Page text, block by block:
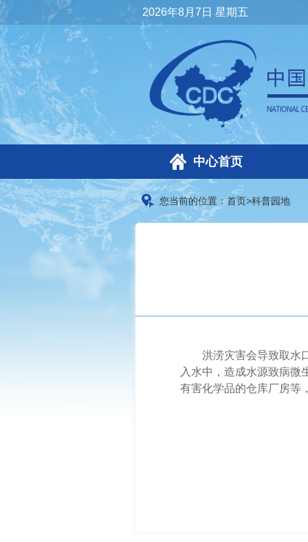
2026年8月7日 星期五
中心首页
您当前的位置：首页>科普园地
洪涝灾害会导致取水
入水中，造成水源致病微
有害化学品的仓库厂房等